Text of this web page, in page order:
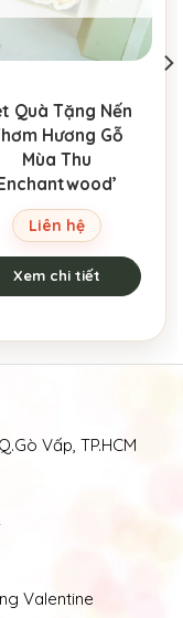
Quà Tặng Nến
Hương Gỗ
Mùa Thu
Liên hệ
Xem chi tiết
Vấp, TP.HCM
Valentine